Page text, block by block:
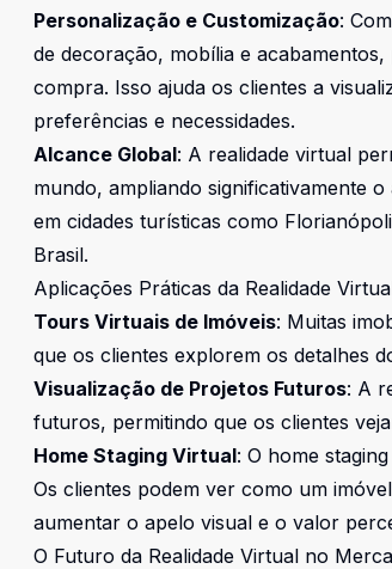
Personalização e Customização:
de decoração, mobília e
compra. Isso ajuda os clientes a
preferências e necessidades.
Alcance Global: A realidade virtual
mundo, ampliando significativamente
em cidades turísticas como
Brasil.
Aplicações Práticas da Realidade
Tours Virtuais de Imóveis: Muitas
que os clientes explorem os detalhes
Visualização de Projetos Futuros: A
futuros, permitindo que os clientes
Home Staging Virtual: O home
Os clientes podem ver como um
aumentar o apelo visual e o valor
O Futuro da Realidade Virtual no